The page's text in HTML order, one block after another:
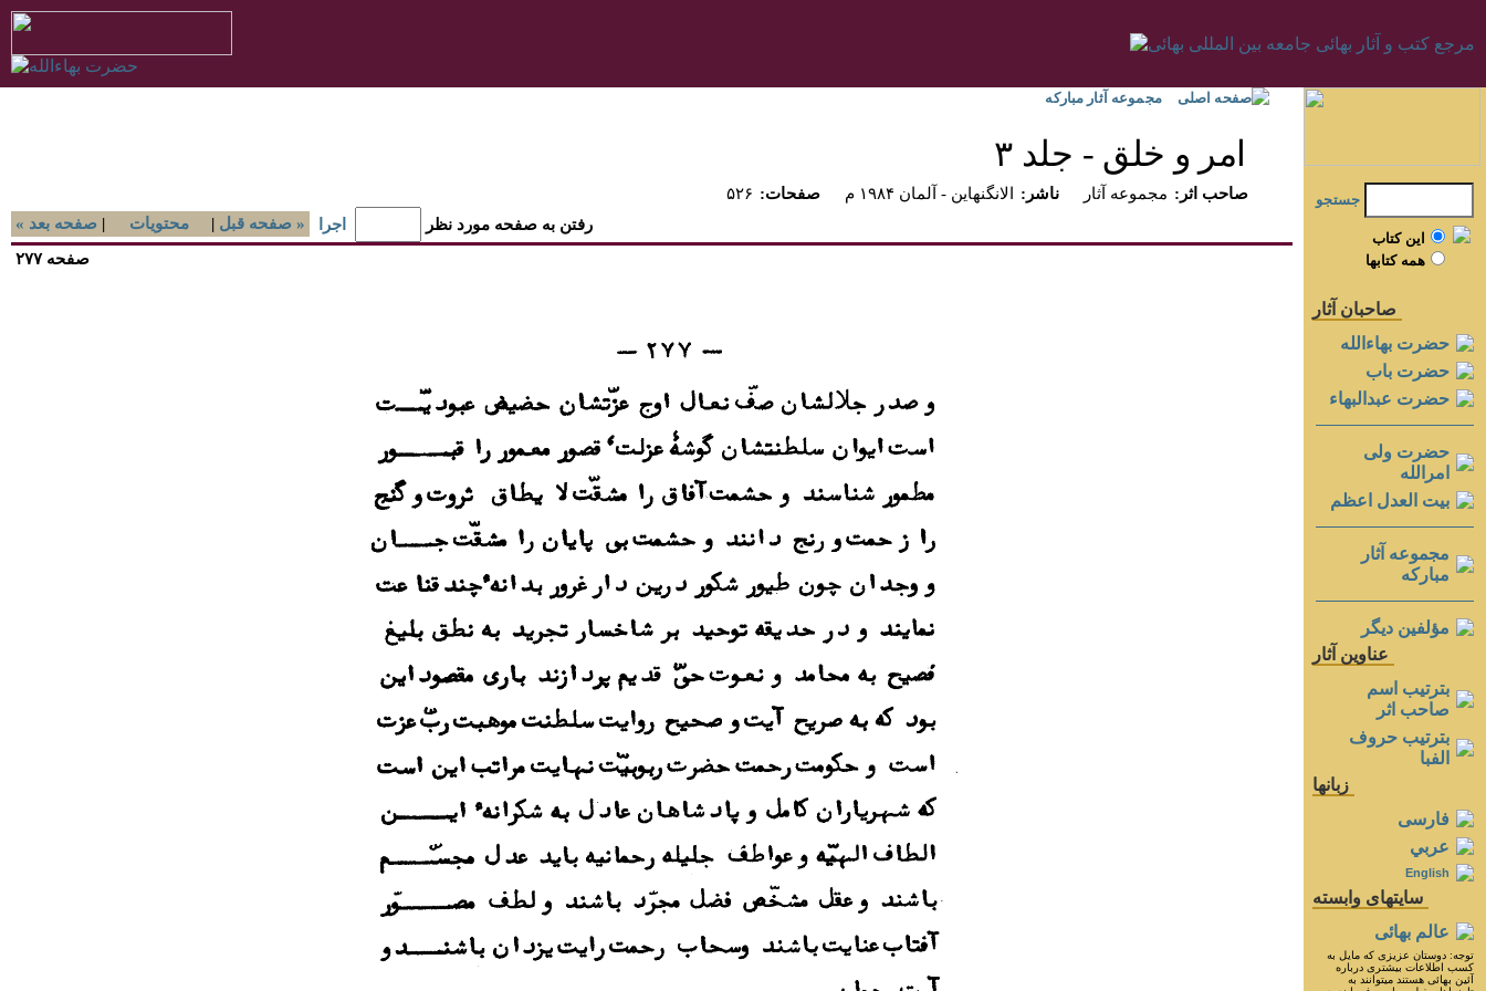
صفحه اصلی مجموعه آثار مبارکه
امر و خلق - جلد ۳
۵۲۶ :صفحات الانگنهاين - آلمان ۱۹۸۴ م :ناشر مجموعه آثار
:صاحب اثر
« صفحه بعد | محتويات | صفحه قبل » رفتن به صفحه مورد نظر
اجرا
جستجو
اين کتاب
همه کتابها
صاحبان آثار
حضرت بهاءالله
حضرت باب
حضرت عبدالبهاء
حضرت ولی
امرالله
بيت العدل اعظم
مجموعه آثار
مباركه
مؤلفين ديگر
عناوين آثار
بترتيب اسم
صاحب اثر
بترتيب حروف
الفبا
زبانها
فارسی
عربي
English
سايتهای وابسته
عالم بهائی
توجه: دوستان عزيزى كه مايل به
كسب اطلاعات بيشترى درباره
آئين بهائى هستند ميتوانند به